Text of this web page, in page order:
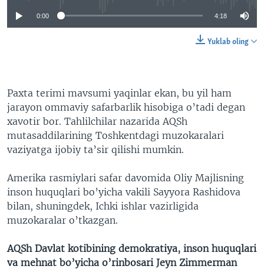
0:00 4:18
Yuklab oling
Paxta terimi mavsumi yaqinlar ekan, bu yil ham
jarayon ommaviy safarbarlik hisobiga o’tadi degan
xavotir bor. Tahlilchilar nazarida AQSh
mutasaddilarining Toshkentdagi muzokaralari
vaziyatga ijobiy ta’sir qilishi mumkin.
Amerika rasmiylari safar davomida Oliy Majlisning
inson huquqlari bo’yicha vakili Sayyora Rashidova
bilan, shuningdek, Ichki ishlar vazirligida
muzokaralar o’tkazgan.
AQSh Davlat kotibining demokratiya, inson huquqlari
va mehnat bo’yicha o’rinbosari Jeyn Zimmerman